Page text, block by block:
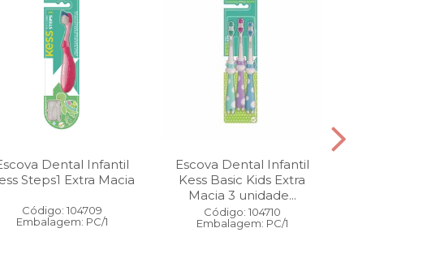
Dental Infantil
Steps1 Extra Macia
Código: 104709
Embalagem: PC/1
Escova Dental Infantil
Kess Basic Kids Extra
Macia 3 unidade...
Código: 104710
Embalagem: PC/1